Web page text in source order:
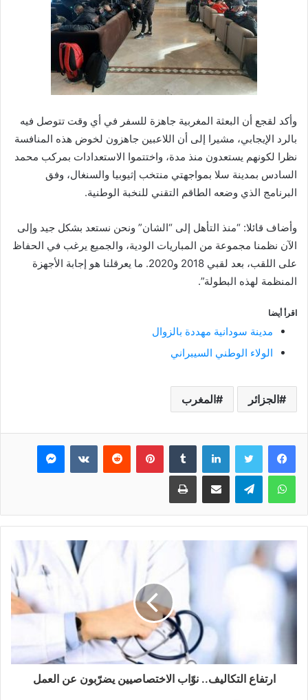
وأكد لقجع أن البعثة المغربية جاهزة للسفر في أي وقت تتوصل فيه
بالرد الإيجابي، مشيرا إلى أن اللاعبين جاهزون لخوض هذه المنافسة
نظرا لكونهم يستعدون منذ مدة، واختتموا الاستعدادات بمركب محمد
السادس بمدينة سلا بمواجهتي منتخب إثيوبيا والسنغال، وفق
البرنامج الذي وضعه الطاقم التقني للنخبة الوطنية.
وأضاف قائلا: “منذ التأهل إلى “الشان” ونحن نستعد بشكل جيد وإلى
الآن نظمنا مجموعة من المباريات الودية، والجميع يرغب في الحفاظ
على اللقب، بعد لقبي 2018 و2020. ما يعرقلنا هو إجابة الأجهزة
المنظمة لهذه البطولة”.
اقرأ أيضا
مدينة سودانية مهددة بالزوال
الولاء الوطني السيبراني
الجزائر المغرب
فيسبوك تويتر لينكدإن بينتيريست ماسنجر
واتساب تيلقرام مشاركة عبر البريد طباعة
ارتفاع التكاليف.. نوّاب الاختصاصيين يضرّبون عن العمل